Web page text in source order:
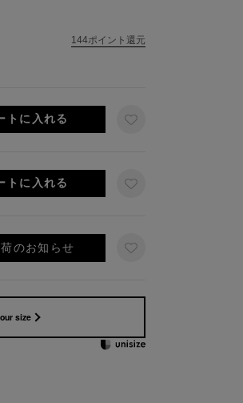
144ポイント還元
のお知らせ
size